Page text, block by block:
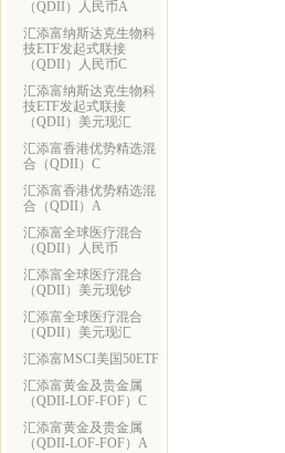
（QDII）人民币A
汇添富纳斯达克生物科
技ETF发起式联接
（QDII）人民币C
汇添富纳斯达克生物科
技ETF发起式联接
（QDII）美元现汇
汇添富香港优势精选混
合（QDII）C
汇添富香港优势精选混
合（QDII）A
汇添富全球医疗混合
（QDII）人民币
汇添富全球医疗混合
（QDII）美元现钞
汇添富全球医疗混合
（QDII）美元现汇
汇添富MSCI美国50ETF
汇添富黄金及贵金属
（QDII-LOF-FOF）C
汇添富黄金及贵金属
（QDII-LOF-FOF）A